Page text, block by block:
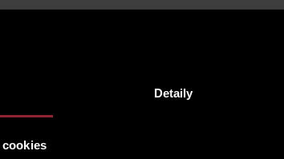
Detaily
činžovních domů na Praze 8 a 10.